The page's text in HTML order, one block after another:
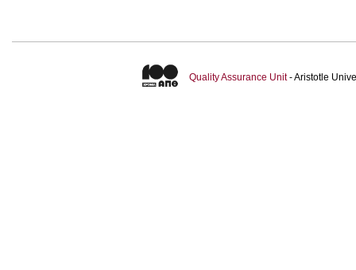
Quality Assurance Unit- Aristotle